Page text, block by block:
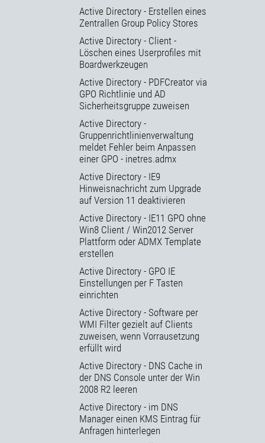
Active Directory - Erstellen eines
Zentrallen Group Policy Stores
Active Directory - Client -
Löschen eines Userprofiles mit
Boardwerkzeugen
Active Directory - PDFCreator via
GPO Richtlinie und AD
Sicherheitsgruppe zuweisen
Active Directory -
Gruppenrichtlinienverwaltung
meldet Fehler beim Anpassen
einer GPO - inetres.admx
Active Directory - IE9
Hinweisnachricht zum Upgrade
auf Version 11 deaktivieren
Active Directory - IE11 GPO ohne
Win8 Client / Win2012 Server
Plattform oder ADMX Template
erstellen
Active Directory - GPO IE
Einstellungen per F Tasten
einrichten
Active Directory - Software per
WMI Filter gezielt auf Clients
zuweisen, wenn Vorrausetzung
erfüllt wird
Active Directory - DNS Cache in
der DNS Console unter der Win
2008 R2 leeren
Active Directory - im DNS
Manager einen KMS Eintrag für
Anfragen hinterlegen